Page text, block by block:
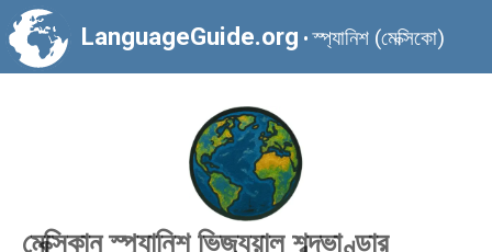
LanguageGuide.org •স্প্যানিশ (মেক্সিকো)
মেক্সিকান স্প্যানিশ ভিজ্যুয়াল শব্দভাণ্ডার